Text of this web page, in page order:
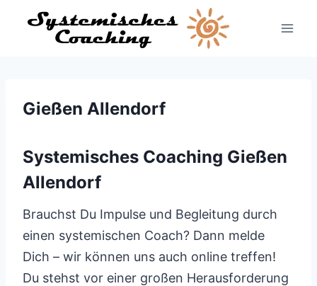
Inhalt
Gießen Allendorf
Systemisches Coaching Gießen
Allendorf
Brauchst Du Impulse und Begleitung durch
einen systemischen Coach? Dann melde
Dich – wir können uns auch online treffen!
Du stehst vor einer großen Herausforderung